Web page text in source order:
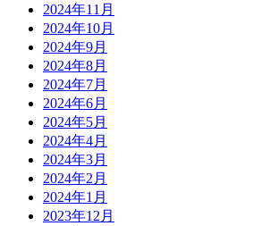
2024年11月
2024年10月
2024年9月
2024年8月
2024年7月
2024年6月
2024年5月
2024年4月
2024年3月
2024年2月
2024年1月
2023年12月